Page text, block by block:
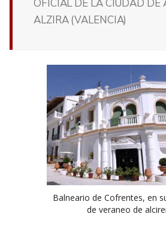
OFICIAL DE LA CIUDAD DE
ALZIRA (VALENCIA)
Balneario de Cofrentes, en
de veraneo de